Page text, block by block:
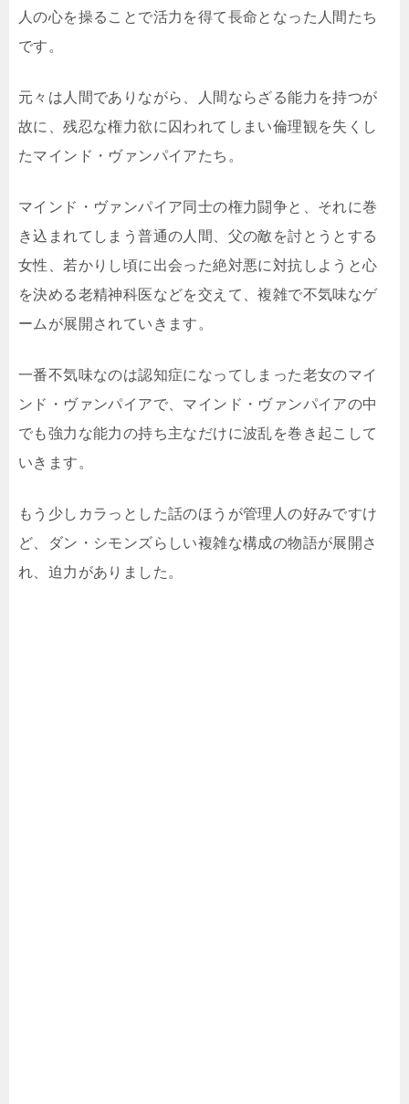
人の心を操ることで活力を得て長命となった人間たち
です。
元々は人間でありながら、人間ならざる能力を持つが
故に、残忍な権力欲に囚われてしまい倫理観を失くし
たマインド・ヴァンパイアたち。
マインド・ヴァンパイア同士の権力闘争と、それに巻
き込まれてしまう普通の人間、父の敵を討とうとする
女性、若かりし頃に出会った絶対悪に対抗しようと心
を決める老精神科医などを交えて、複雑で不気味なゲ
ームが展開されていきます。
一番不気味なのは認知症になってしまった老女のマイ
ンド・ヴァンパイアで、マインド・ヴァンパイアの中
でも強力な能力の持ち主なだけに波乱を巻き起こして
いきます。
もう少しカラっとした話のほうが管理人の好みですけ
ど、ダン・シモンズらしい複雑な構成の物語が展開さ
れ、迫力がありました。